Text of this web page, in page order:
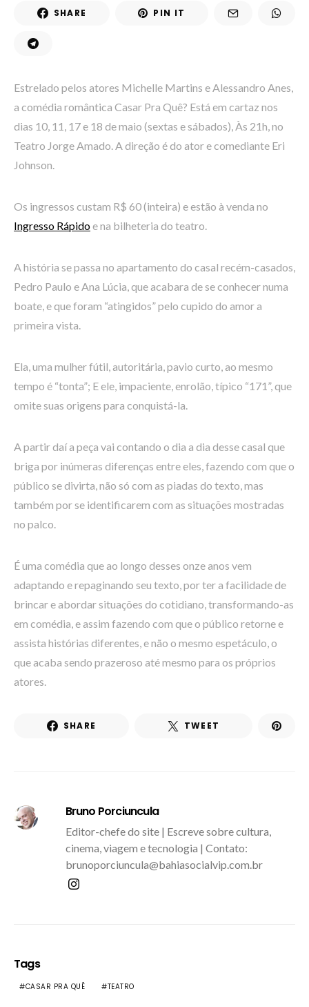
SHARE PIN IT
Estrelado pelos atores Michelle Martins e Alessandro Anes,
a comédia romântica Casar Pra Quê? Está em cartaz nos
dias 10, 11, 17 e 18 de maio (sextas e sábados), Às 21h, no
Teatro Jorge Amado. A direção é do ator e comediante Eri
Johnson.
Os ingressos custam R$ 60 (inteira) e estão à venda no
Ingresso Rápidoe na bilheteria do teatro.
A história se passa no apartamento do casal recém-casados,
Pedro Paulo e Ana Lúcia, que acabara de se conhecer numa
boate, e que foram “atingidos” pelo cupido do amor a
primeira vista.
Ela, uma mulher fútil, autoritária, pavio curto, ao mesmo
tempo é “tonta”; E ele, impaciente, enrolão, típico “171”, que
omite suas origens para conquistá-la.
A partir daí a peça vai contando o dia a dia desse casal que
briga por inúmeras diferenças entre eles, fazendo com que o
público se divirta, não só com as piadas do texto, mas
também por se identificarem com as situações mostradas
no palco.
É uma comédia que ao longo desses onze anos vem
adaptando e repaginando seu texto, por ter a facilidade de
brincar e abordar situações do cotidiano, transformando-as
em comédia, e assim fazendo com que o público retorne e
assista histórias diferentes, e não o mesmo espetáculo, o
que acaba sendo prazeroso até mesmo para os próprios
atores.
SHARE TWEET
Bruno Porciuncula
Editor-chefe do site | Escreve sobre cultura,
cinema, viagem e tecnologia | Contato:
brunoporciuncula@bahiasocialvip.com.br
Tags
CASAR PRA QUÊ TEATRO